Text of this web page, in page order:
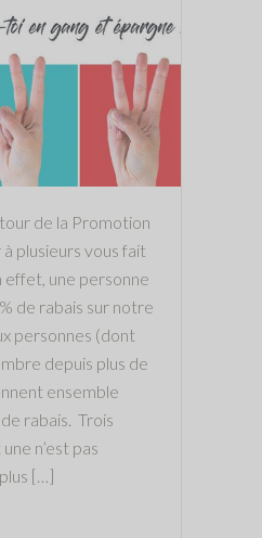
de la Promotion
plusieurs vous fait
une personne
de rabais sur notre
personnes (dont
depuis plus de
ensemble
rabais. Trois
n’est pas
[…]